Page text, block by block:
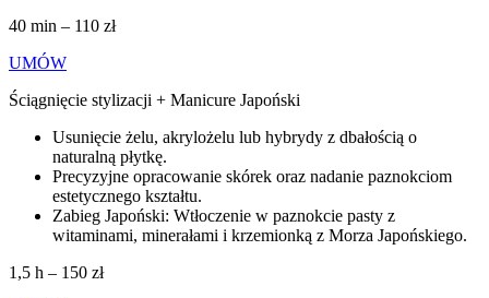
40 min – 110 zł
UMÓW
Ściągnięcie stylizacji + Manicure Japoński
Usunięcie żelu, akrylożelu lub hybrydy z dbałością o
naturalną płytkę.
Precyzyjne opracowanie skórek oraz nadanie paznokciom
estetycznego kształtu.
Zabieg Japoński: Wtłoczenie w paznokcie pasty z
witaminami, minerałami i krzemionką z Morza Japońskiego.
1,5 h – 150 zł